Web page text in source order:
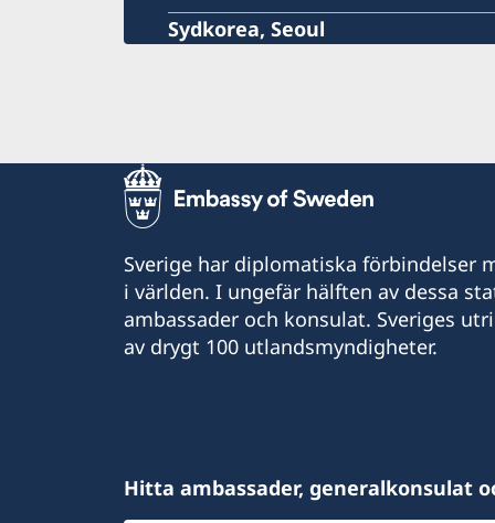
Sydkorea, Seoul
Sverige har diplomatiska förbindelser
i världen. I ungefär hälften av dessa
ambassader och konsulat. Sveriges
av drygt 100 utlandsmyndigheter.
Hitta ambassader, generalkonsulat